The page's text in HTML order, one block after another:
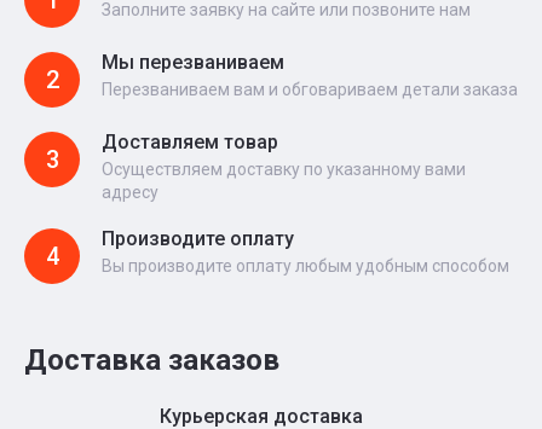
Заполните заявку на сайте или позвоните нам
2
Мы перезваниваем
Перезваниваем вам и обговариваем детали заказа
3
Доставляем товар
Осуществляем доставку по указанному вами
адресу
4
Производите оплату
Вы производите оплату любым удобным способом
Доставка заказов
Курьерская доставка